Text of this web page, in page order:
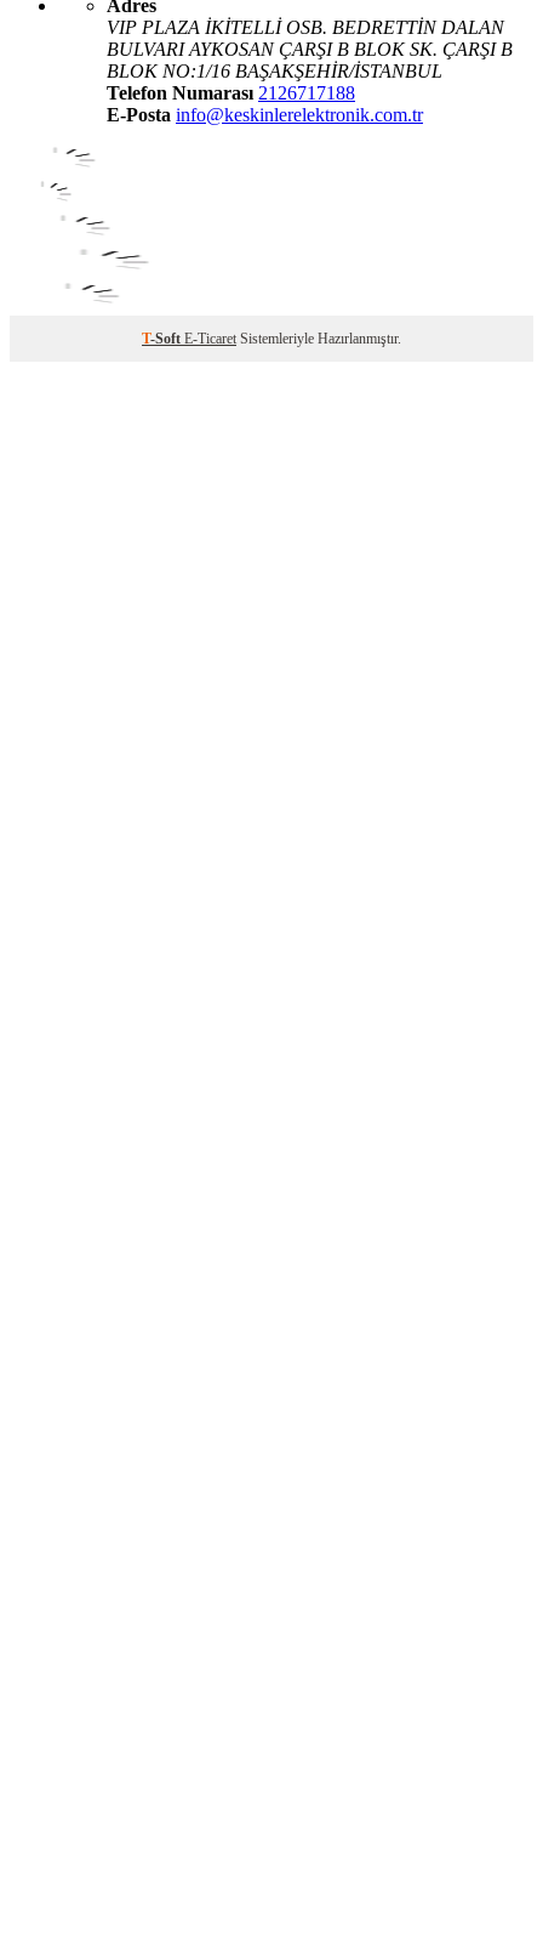
Adres
VIP PLAZA İKİTELLİ OSB. BEDRETTİN DALAN
BULVARI AYKOSAN ÇARŞI B BLOK SK. ÇARŞI B
BLOK NO:1/16 BAŞAKŞEHİR/İSTANBUL
Telefon Numarası 2126717188
E-Posta info@keskinlerelektronik.com.tr
T-Soft E-Ticaret Sistemleriyle Hazırlanmıştır.